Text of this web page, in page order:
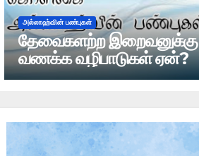
அல்லாஹ்வின் பண்புகள்
தேவைகளற்ற இறைவனுக்கு
வணக்க வழிபாடுகள் ஏன்?